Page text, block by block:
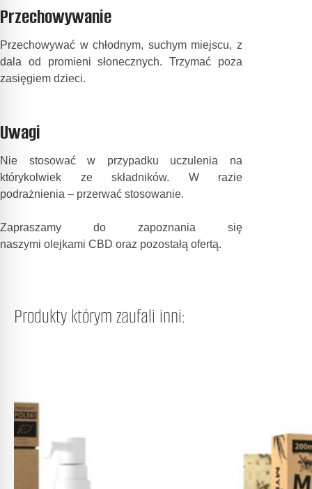
Przechowywanie
Przechowywać w chłodnym, suchym miejscu, z
dala od promieni słonecznych. Trzymać poza
zasięgiem dzieci.
Uwagi
Nie stosować w przypadku uczulenia na
którykolwiek ze składników. W razie
podrażnienia – przerwać stosowanie.
Zapraszamy do zapoznania się
naszymi olejkami CBD oraz pozostałą ofertą.
Produkty którym zaufali inni: